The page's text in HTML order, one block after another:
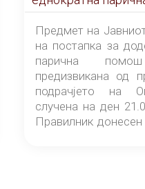
штетата предизвикана од природната
непогода на
Центар-Скопје случена на ден 21.07.2026
година
Предмет на
на постапка за
парична
предизвикана од
подрачјето на
случена на ден
Правилник